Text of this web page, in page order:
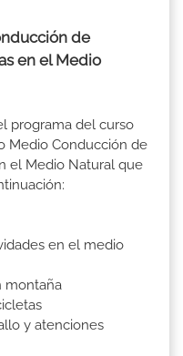
de
en el Medio
programa del curso
Medio Conducción de
el Medio Natural que
en el medio
montaña
y atenciones